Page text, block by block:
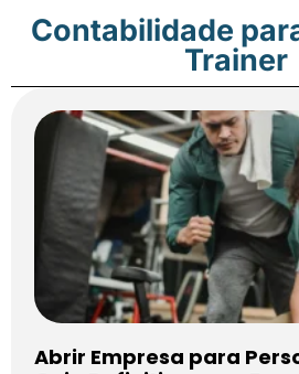
Contabilidade
Trainer
Abrir Empresa para